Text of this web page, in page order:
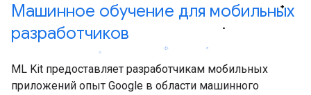
Машинное обучение для мобильных
разработчиков
ML Kit предоставляет разработчикам мобильных
приложений опыт Google в области машинного